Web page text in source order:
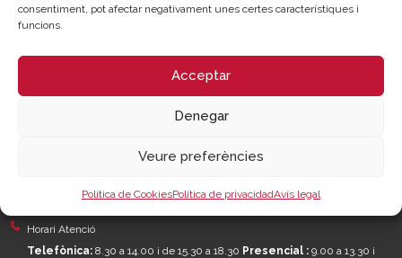
consentiment, pot afectar negativament unes certes característiques i
funcions.
Acceptar
Denegar
Veure preferències
Política de CookiesPolítica de privacidadAvís legal
Prestar serveis a les empreses.
Representar, promocionar i defensar els interessos generals del
Exercitar les competències de caràcter públic previstes en la Llei,
o que puguen encomanar i delegar les Administracions
Públiques.
C/Poeta Querol 15 – 46002 València
Tlf. 963 103 900
Horari Atenció
Telefònica: 8.30 a 14.00 i de 15.30 a 18.30 Presencial : 9.00 a 13.30 i